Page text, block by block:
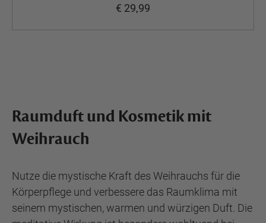
€ 29,99
Raumduft und Kosmetik mit
Weihrauch
Nutze die mystische Kraft des Weihrauchs für die
Körperpflege und verbessere das Raumklima mit
seinem mystischen, warmen und würzigen Duft. Die